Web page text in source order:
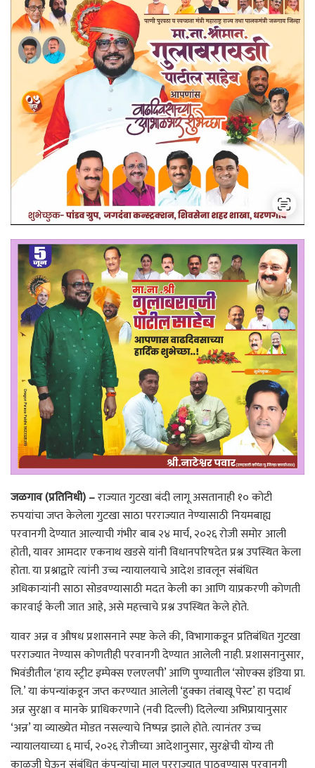
जळगाव (प्रतिनिधी) –राज्यात गुटखा बंदी लागू असतानाही १० कोटी
रुपयांचा जप्त केलेला गुटखा साठा परराज्यात नेण्यासाठी नियमबाह्य
परवानगी देण्यात आल्याची गंभीर बाब २४ मार्च, २०२६ रोजी समोर आली
होती, यावर आमदार एकनाथ खडसे यांनी विधानपरिषदेत प्रश्न उपस्थित केला
होता. या प्रश्नाद्वारे त्यांनी उच्च न्यायालयाचे आदेश डावलून संबंधित
अधिकाऱ्यांनी साठा सोडवण्यासाठी मदत केली का आणि याप्रकरणी कोणती
कारवाई केली जात आहे, असे महत्त्वाचे प्रश्न उपस्थित केले होते.
यावर अन्न व औषध प्रशासनाने स्पष्ट केले की, विभागाकडून प्रतिबंधित गुटखा
परराज्यात नेण्यास कोणतीही परवानगी देण्यात आलेली नाही. प्रशासनानुसार,
भिवंडीतील ‘हाय स्ट्रीट इम्पेक्स एलएलपी’ आणि पुण्यातील ‘सोएक्स इंडिया प्रा.
लि.’ या कंपन्यांकडून जप्त करण्यात आलेली ‘हुक्का तंबाखू पेस्ट’ हा पदार्थ
अन्न सुरक्षा व मानके प्राधिकरणाने (नवी दिल्ली) दिलेल्या अभिप्रायानुसार
‘अन्न’ या व्याख्येत मोडत नसल्याचे निष्पन्न झाले होते. त्यानंतर उच्च
न्यायालयाच्या ६ मार्च, २०२६ रोजीच्या आदेशानुसार, सुरक्षेची योग्य ती